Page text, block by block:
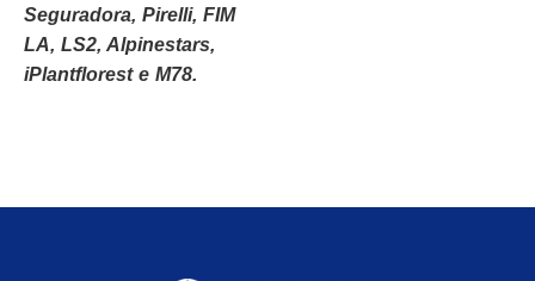
Seguradora, Pirelli, FIM
LA, LS2, Alpinestars,
iPlantflorest e M78.